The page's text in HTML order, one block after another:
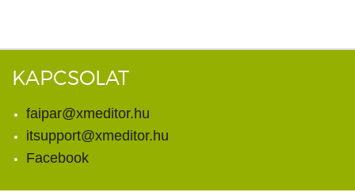
KAPCSOLAT
faipar@xmeditor.hu
itsupport@xmeditor.hu
Facebook